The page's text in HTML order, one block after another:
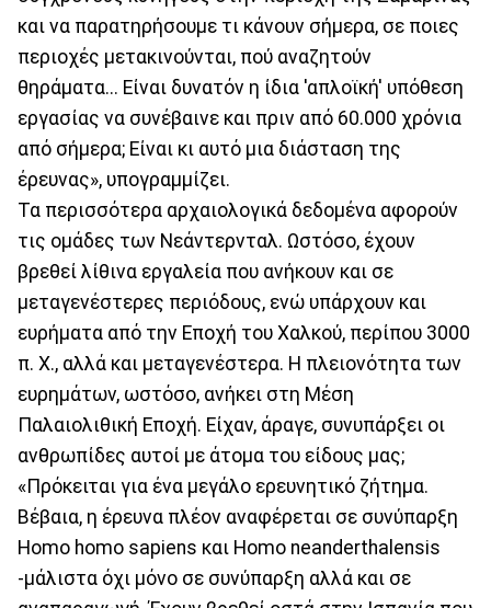
και να παρατηρήσουμε τι κάνουν σήμερα, σε ποιες
περιοχές μετακινούνται, πού αναζητούν
θηράματα... Είναι δυνατόν η ίδια 'απλοϊκή' υπόθεση
εργασίας να συνέβαινε και πριν από 60.000 χρόνια
από σήμερα; Είναι κι αυτό μια διάσταση της
έρευνας», υπογραμμίζει.
Τα περισσότερα αρχαιολογικά δεδομένα αφορούν
τις ομάδες των Νεάντερνταλ. Ωστόσο, έχουν
βρεθεί λίθινα εργαλεία που ανήκουν και σε
μεταγενέστερες περιόδους, ενώ υπάρχουν και
ευρήματα από την Εποχή του Χαλκού, περίπου 3000
π. Χ., αλλά και μεταγενέστερα. Η πλειονότητα των
ευρημάτων, ωστόσο, ανήκει στη Μέση
Παλαιολιθική Εποχή. Είχαν, άραγε, συνυπάρξει οι
ανθρωπίδες αυτοί με άτομα του είδους μας;
«Πρόκειται για ένα μεγάλο ερευνητικό ζήτημα.
Βέβαια, η έρευνα πλέον αναφέρεται σε συνύπαρξη
Homo homo sapiens και Homo neanderthalensis
-μάλιστα όχι μόνο σε συνύπαρξη αλλά και σε